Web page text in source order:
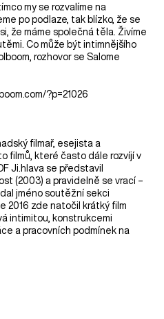
my se rozvalíme na
po podlaze, tak blízko, že se
že máme společná těla. Živíme
Co může být intimnějšího
rozhovor se Salome
?p=21026
filmař, esejista a
filmů, které často dále rozvíjí v
Ji.hlava se představil
(2003) a pravidelně se vrací –
jméno soutěžní sekci
2016 zde natočil krátký film
intimitou, konstrukcemi
a pracovních podmínek na